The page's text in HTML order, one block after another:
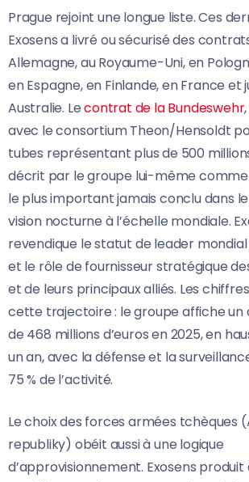
Prague rejoint une longue liste. Ces
Exosens a livré ou sécurisé des
Allemagne, au Royaume-Uni, en
en Espagne, en Finlande, en France et
Australie. Lecontrat de la Bundeswehr
avec le consortium Theon/Hensoldt
tubes représentant plus de 500
décrit par le groupe lui-même
le plus important jamais conclu dans
vision nocturne à l’échelle mondiale.
revendique le statut de leader
et le rôle de fournisseur stratégique
et de leurs principaux alliés. Les
cette trajectoire : le groupe affiche un
de 468 millions d’euros en 2025, en
un an, avec la défense et la
75 % de l’activité.
Le choix des forces armées tchèques
republiky) obéit aussi à une logique
d’approvisionnement. Exosens